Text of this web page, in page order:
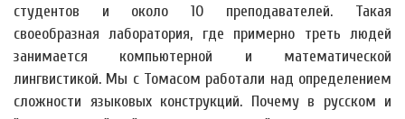
студентов и около 10 преподавателей. Такая
своеобразная лаборатория, где примерно треть людей
занимается компьютерной и математической
лингвистикой. Мы с Томасом работали над определением
сложности языковых конструкций. Почему в русском и